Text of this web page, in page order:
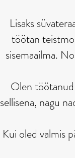
Lisaks
töötan
sisemaailma.
Olen töötanud
sellisena, nagu
Kui oled valmis